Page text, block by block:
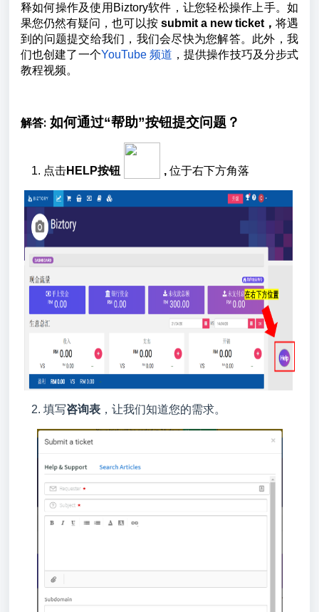
释如何操作及使用Biztory软件，让您轻松操作上手。如
果您仍然有疑问，也可以按submit a new ticket， 将遇
到的问题提交给我们，我们会尽快为您解答。此外，我
们也创建了一个YouTube 频道 ，提供操作技巧及分步式
教程视频。
解答: 如何通过“帮助”按钮提交问题？
点击HELP按钮 , 位于右下方角落
填写咨询表 ，让我们知道您的需求。